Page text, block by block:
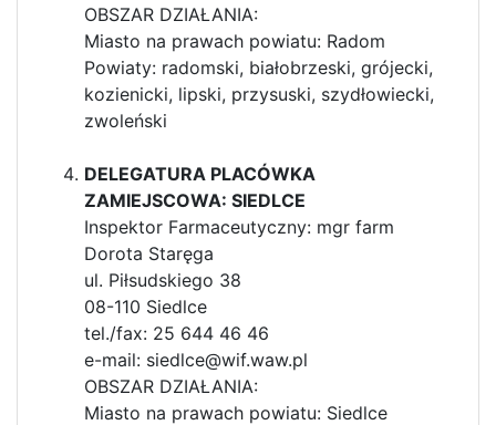
OBSZAR DZIAŁANIA:
Miasto na prawach powiatu: Radom
Powiaty: radomski, białobrzeski, grójecki,
kozienicki, lipski, przysuski, szydłowiecki,
zwoleński
DELEGATURA PLACÓWKA
ZAMIEJSCOWA: SIEDLCE
Inspektor Farmaceutyczny: mgr farm
Dorota Staręga
ul. Piłsudskiego 38
08-110 Siedlce
tel./fax: 25 644 46 46
e-mail: siedlce@wif.waw.pl
OBSZAR DZIAŁANIA:
Miasto na prawach powiatu: Siedlce